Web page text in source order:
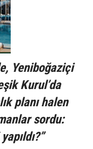
Yeniboğaziçi
Kurul’da
planı halen
sordu: